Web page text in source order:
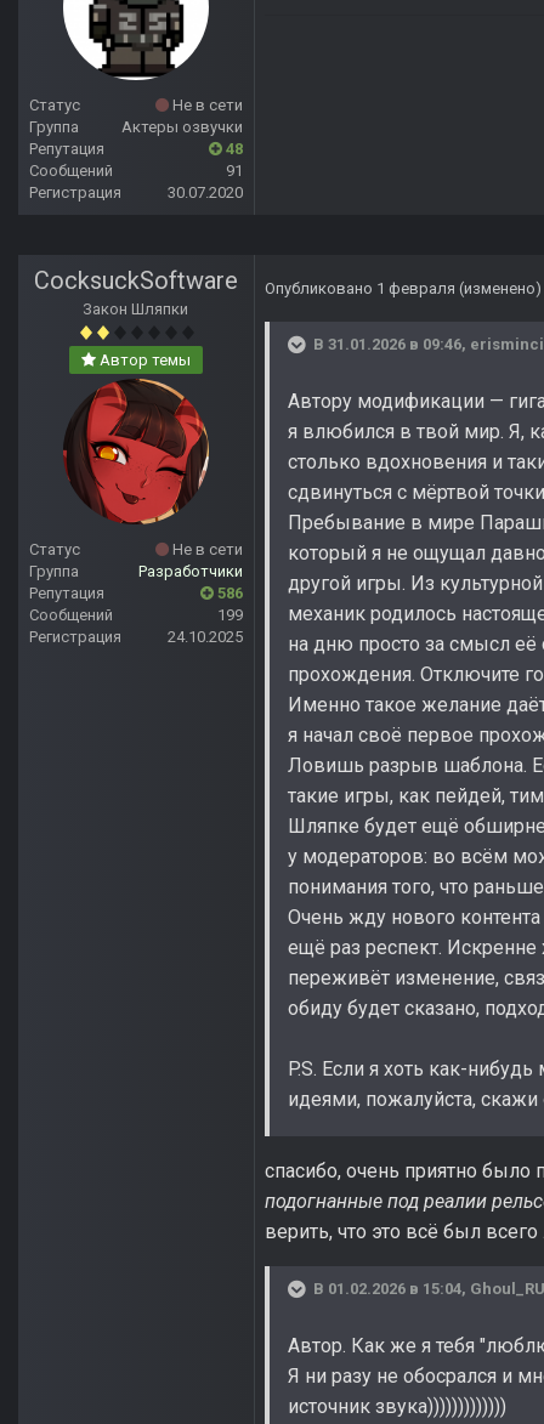
Статус
Не в сети
Группа
Актеры озвучки
Репутация
48
Сообщений
91
Регистрация
30.07.2020
CocksuckSoftware
Закон Шляпки
Автор темы
Статус
Не в сети
Группа
Разработчики
Репутация
586
Сообщений
199
Регистрация
24.10.2025
Опубликовано 1 февраля (изменено)
В 31.01.2026 в 09:46, erisminci
Автору модификации —
я влюбился в твой мир. Я,
столько вдохновения и
сдвинуться с мёртвой
Пребывание в мире
который я не ощущал
другой игры. Из
механик родилось
на дню просто за смысл её
прохождения. Отключите
Именно такое желание
я начал своё первое
Ловишь разрыв шаблона.
такие игры, как пейдей,
Шляпке будет ещё
у модераторов: во всём
понимания того, что
Очень жду нового
ещё раз респект.
переживёт изменение,
обиду будет сказано,
P.S. Если я хоть как-
идеями, пожалуйста, скажи
спасибо, очень приятно было
подогнанные под реалии
верить, что это всё был
В 01.02.2026 в 15:04,
Автор. Как же я тебя
Я ни разу не обосрался и
источник звука)))))))))))))